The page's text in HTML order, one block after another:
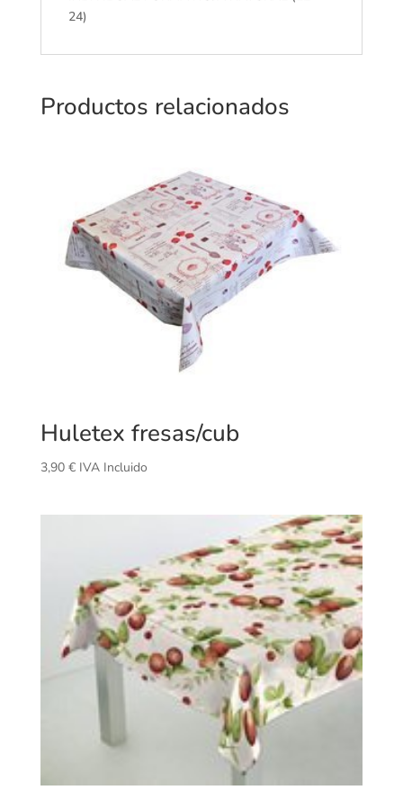
24)
Productos relacionados
Huletex fresas/cub
3,90 € IVA Incluido